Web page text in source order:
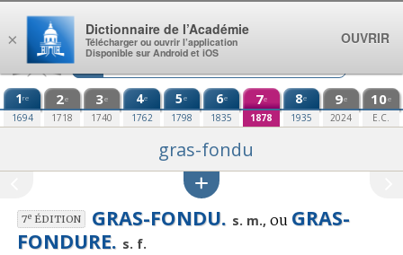
Aller au contenu
1re
1694
2e
1718
3e
1740
4e
1762
5e
1798
6e
1835
7e
1878
8e
1935
9e
2024
10e
E.C.
gras-fondu
7eÉDITION GRAS-FONDU. s. m., ou GRAS-
FONDURE. s. f.
×
Dictionnaire de l’Académie
Télécharger ou ouvrir l’application
Disponible sur Android et iOS
OUVRIR